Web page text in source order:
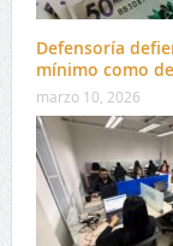
Defensoría
mínimo como
marzo 10, 2026